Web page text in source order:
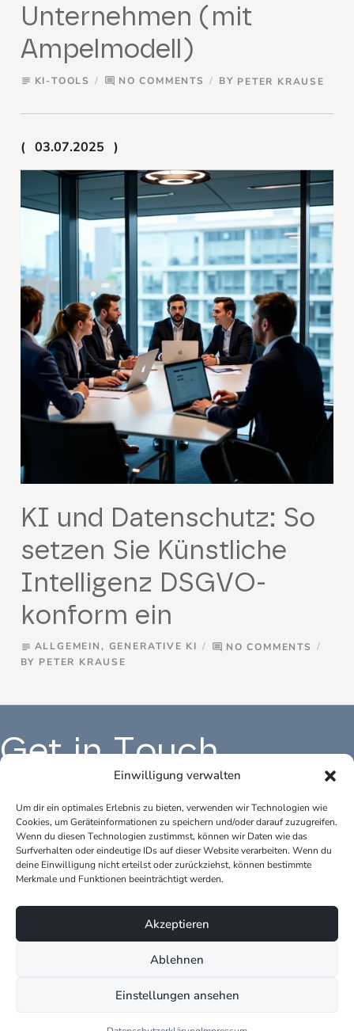
Einwilligung verwalten
Um dir ein optimales Erlebnis zu bieten, verwenden wir Technologien wie
Cookies, um Geräteinformationen zu speichern und/oder darauf zuzugreifen.
Wenn du diesen Technologien zustimmst, können wir Daten wie das
Surfverhalten oder eindeutige IDs auf dieser Website verarbeiten. Wenn du
deine Einwilligung nicht erteilst oder zurückziehst, können bestimmte
Merkmale und Funktionen beeinträchtigt werden.
Akzeptieren
Ablehnen
Einstellungen ansehen
Unternehmen (mit
Ampelmodell)
subject KI-TOOLS comment NO COMMENTS BY PETER KRAUSE
03.07.2025
KI und Datenschutz: So
setzen Sie Künstliche
Intelligenz DSGVO-
konform ein
subject ALLGEMEIN, GENERATIVE KI comment NO COMMENTS
BY PETER KRAUSE
Get in Touch
Büro Deutschland:
peter.krause.net
Katharina-Fischer-Platz 1
85435 Erding
Telefon: +49 170 3148109
E-Mail: info@peter-krause.net
E-